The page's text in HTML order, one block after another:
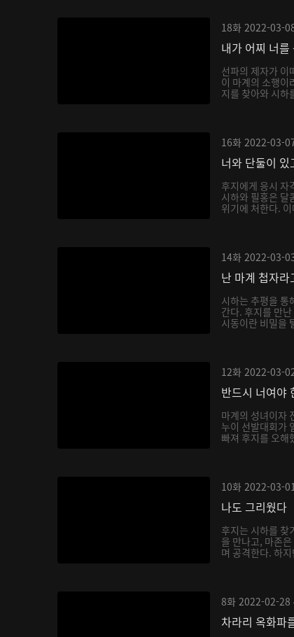
18화 2022-03-
내가 어찌 너
선파의 제자가 이
이 마계의 소행이
지를 찾아와 시하
16화 2022-03-
너와 단둘이 있
후지에게 응시 자
시하와 필홍은 달
위기에 처한다.
14화 2022-03-
난 마계 첩자라
시하는 추평을 통
간다. 후지를 만
시동이란 비밀을
12화 2022-03-
반드시 너여야
마계의 성녀이자
누이 선발대회가
빠져 후지를 오해
10화 2022-03-
나도 그리웠다
후지는 시하를 찾
을 만나고, 마존
며 공격한다. 하
8화 2022-02-28
차라리 옥화파